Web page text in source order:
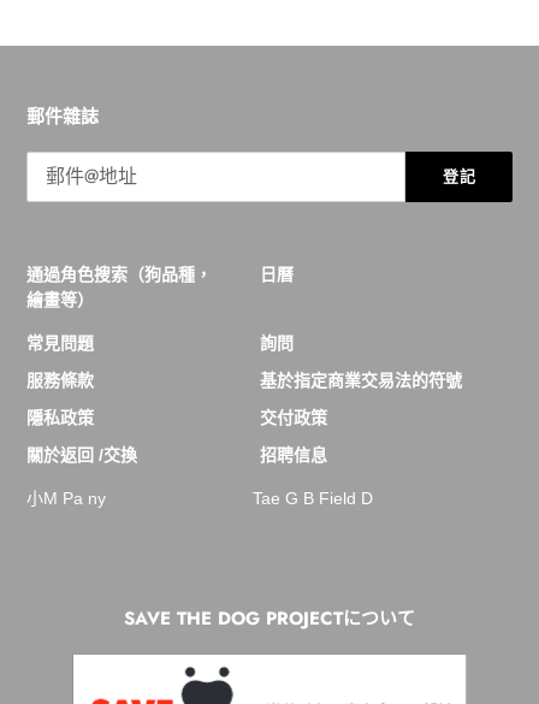
郵件雜誌
登記
通過角色搜索（狗品種，
繪畫等）
日曆
常見問題
詢問
服務條款
基於指定商業交易法的符號
隱私政策
交付政策
關於返回 /交換
招聘信息
小M Pa ny Tae G B Field D
SAVE THE DOG PROJECTについて